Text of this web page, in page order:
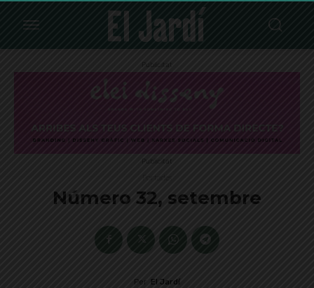
Publicitat
Publicitat
Número 32, setembre
Per El Jardí